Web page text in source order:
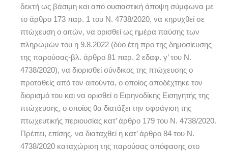
δεκτή ως βάσιμη και από ουσιαστική άποψη σύμφωνα με
το άρθρο 173 παρ. 1 του Ν. 4738/2020, να κηρυχθεί σε
πτώχευση ο αιτών, να ορισθεί ως ημέρα παύσης των
πληρωμών του η 9.8.2022 (δύο έτη προ της δημοσίευσης
της παρούσας-βλ. άρθρο 81 παρ. 2 εδαφ. γ’ του Ν.
4738/2020), να διορισθεί σύνδικος της πτώχευσης ο
προταθείς από τον αιτούντα, ο οποίος αποδέχτηκε τον
διορισμό του και να ορισθεί ο Ειρηνοδίκης Εισηγητής της
πτώχευσης, ο οποίος θα διατάξει την σφράγιση της
πτωχευτικής περιουσίας κατ’ άρθρο 179 του Ν. 4738/2020.
Πρέπει, επίσης, να διαταχθεί η κατ’ άρθρο 84 του Ν.
4738/2020 καταχώριση της παρούσας απόφασης στο